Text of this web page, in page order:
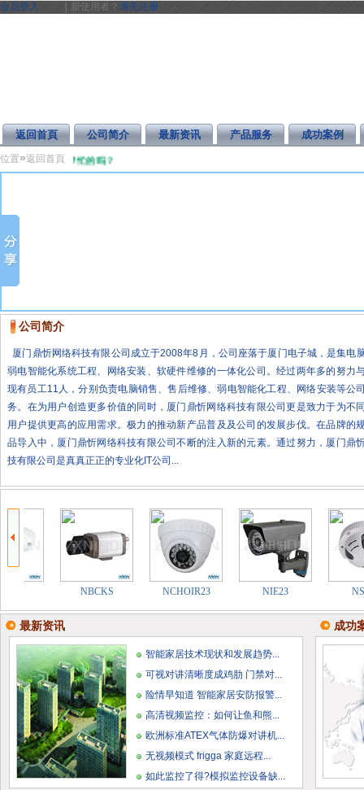
会员登入 新使用者？ 请先注册
返回首頁 公司简介 最新资讯 产品服务 成功案例
位置»返回首頁
么需要我们帮忙的吗？
公司简介
厦门鼎忻网络科技有限公司成立于2008年8月，公司座落于厦门电子城，是集电
弱电智能化系统工程、网络安装、软硬件维修的一体化公司。经过两年多的努力
现有员工11人，分别负责电脑销售、售后维修、弱电智能化工程、网络安装等公
务。在为用户创造更多价值的同时，厦门鼎忻网络科技有限公司更是致力于为不
用户提供更高的应用需求。极力的推动新产品普及及公司的发展步伐。在品牌的
品导入中，厦门鼎忻网络科技有限公司不断的注入新的元素。通过努力，厦门鼎
技有限公司是真真正正的专业化IT公司...
最新资讯 成功
智能家居技术现状和发展趋势...
可视对讲清晰度成鸡肋 门禁对...
险情早知道 智能家居安防报警...
高清视频监控：如何让鱼和熊...
欧洲标准ATEX气体防爆对讲机...
无视频模式 frigga 家庭远程...
如此监控了得?模拟监控设备缺...